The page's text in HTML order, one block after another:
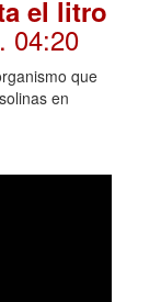
el litro
. 04:20
que
en